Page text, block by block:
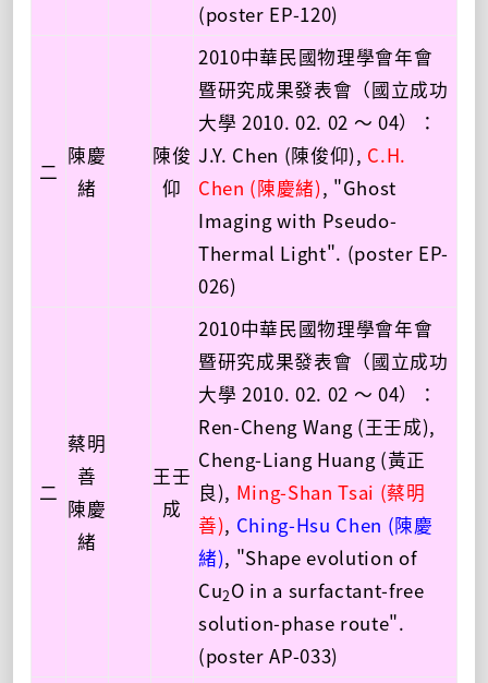
(poster EP-120)
二
陳慶
緒
陳俊
仰
2010中華民國物理學會年會
暨研究成果發表會（國立成功
大學 2010. 02. 02 ～ 04）：
J.Y. Chen (陳俊仰), C.H.
Chen (陳慶緒), "Ghost
Imaging with Pseudo-
Thermal Light". (poster EP-
026)
二
蔡明
善
陳慶
緒
王壬
成
2010中華民國物理學會年會
暨研究成果發表會（國立成功
大學 2010. 02. 02 ～ 04）：
Ren-Cheng Wang (王壬成),
Cheng-Liang Huang (黃正
良), Ming-Shan Tsai (蔡明
善), Ching-Hsu Chen (陳慶
緒), "Shape evolution of
Cu2O in a surfactant-free
solution-phase route".
(poster AP-033)